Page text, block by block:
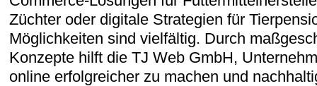
Züchter oder digitale Strategien für
Möglichkeiten sind vielfältig. Durch
Konzepte hilft die TJ Web GmbH,
online erfolgreicher zu machen und